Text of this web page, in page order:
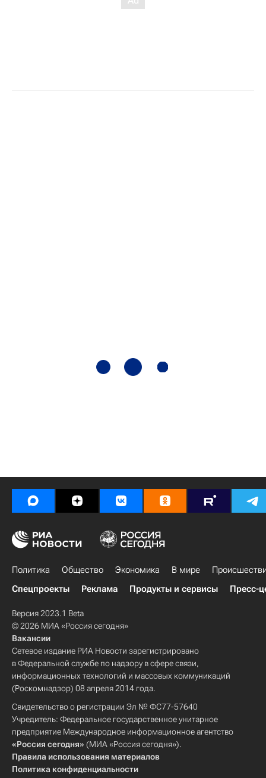
Политика Общество Экономика В мире
Спецпроекты
Реклама Продукты и сервисы Пресс-
Версия 2023.1 Beta
© 2026 МИА «Россия сегодня»
Вакансии
Сетевое издание РИА Новости зарегистрировано
в Федеральной службе по надзору в сфере связи,
информационных технологий и массовых коммуникаций
(Роскомнадзор) 08 апреля 2014 года.
Свидетельство о регистрации Эл № ФС77-57640
Учредитель: Федеральное государственное унитарное
предприятие Международное информационное агентство
«Россия сегодня» (МИА «Россия сегодня»).
Правила использования материалов
Политика конфиденциальности